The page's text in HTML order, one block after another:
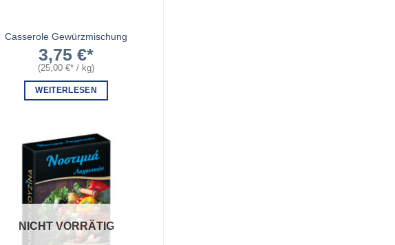
Casserole Gewürzmischung
3,75€
(25,00€ / kg)
WEITERLESEN
NICHT VORRÄTIG